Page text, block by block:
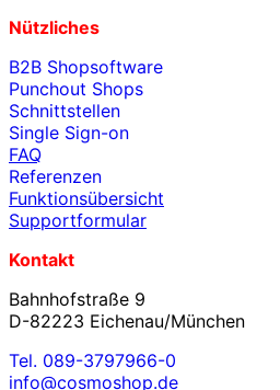
Nützliches
B2B Shopsoftware
Punchout Shops
Schnittstellen
Single Sign-on
FAQ
Referenzen
Funktionsübersicht
Supportformular
Kontakt
Bahnhofstraße 9
D-82223 Eichenau/München
Tel. 089-3797966-0
info@cosmoshop.de